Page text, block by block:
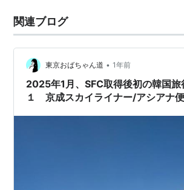
関連ブログ
東京おばちゃん道 • 1年前
2025年1月、SFC取得後初の韓国
１ 京成スカイライナー/アシアナ